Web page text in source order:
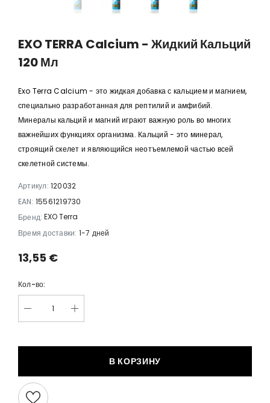
EXO TERRA Calcium - Жидкий Кальций
120 Мл
Exo Terra Calcium - это жидкая добавка с кальцием и магнием,
специально разработанная для рептилий и амфибий.
Минералы кальций и магний играют важную роль во многих
важнейших функциях организма. Кальций - это минерал,
строящий скелет и являющийся неотъемлемой частью всей
скелетной системы.
Артикул: 120032
EAN: 15561219730
Бренд: EXO Terra
Время доставки: 1-7 дней
13,55 €
Кол-во:
В КОРЗИНУ